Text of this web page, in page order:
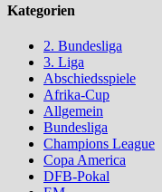
Kategorien
2. Bundesliga
3. Liga
Abschiedsspiele
Afrika-Cup
Allgemein
Bundesliga
Champions League
Copa America
DFB-Pokal